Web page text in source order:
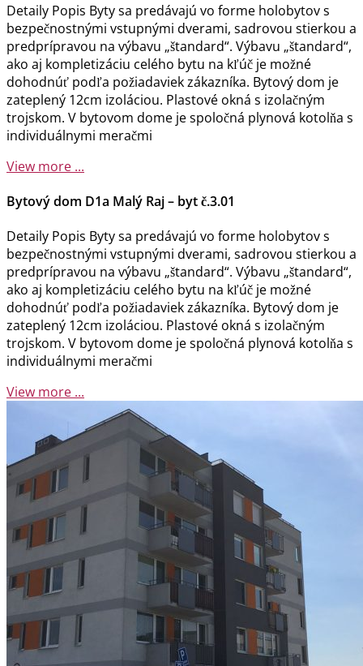
Detaily Popis Byty sa predávajú vo forme holobytov s
bezpečnostnými vstupnými dverami, sadrovou stierkou a
predprípravou na výbavu „štandard“. Výbavu „štandard“,
ako aj kompletizáciu celého bytu na kľúč je možné
dohodnúť podľa požiadaviek zákazníka. Bytový dom je
zateplený 12cm izoláciou. Plastové okná s izolačným
trojskom. V bytovom dome je spoločná plynová kotolňa s
individuálnymi meračmi
View more ...
Bytový dom D1a Malý Raj – byt č.3.01
Detaily Popis Byty sa predávajú vo forme holobytov s
bezpečnostnými vstupnými dverami, sadrovou stierkou a
predprípravou na výbavu „štandard“. Výbavu „štandard“,
ako aj kompletizáciu celého bytu na kľúč je možné
dohodnúť podľa požiadaviek zákazníka. Bytový dom je
zateplený 12cm izoláciou. Plastové okná s izolačným
trojskom. V bytovom dome je spoločná plynová kotolňa s
individuálnymi meračmi
View more ...